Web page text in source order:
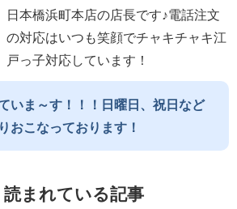
日本橋浜町本店の店長です♪電話注文
の対応はいつも笑顔でチャキチャキ江
戸っ子対応しています！
いま～す！！！日曜日、祝日など
おこなっております！
読まれている記事